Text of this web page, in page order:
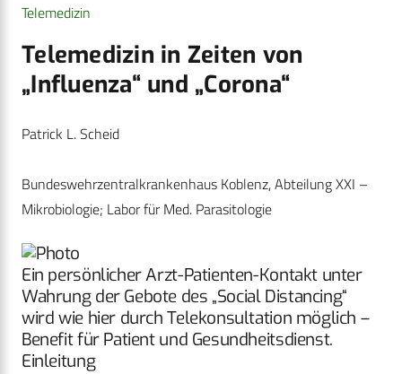
Telemedizin
Telemedizin in Zeiten von
„Influenza“ und „Corona“
Patrick L. Scheid
Bundeswehrzentralkrankenhaus Koblenz, Abteilung XXI –
Mikrobiologie; Labor für Med. Parasitologie
Ein persönlicher Arzt-Patienten-Kontakt unter
Wahrung der Gebote des „Social Distancing“
wird wie hier durch Telekonsultation möglich –
Benefit für Patient und Gesundheitsdienst.
Einleitung